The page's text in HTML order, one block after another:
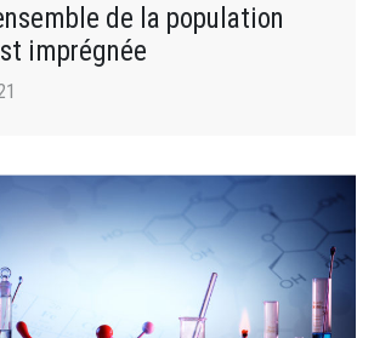
de la population
imprégnée